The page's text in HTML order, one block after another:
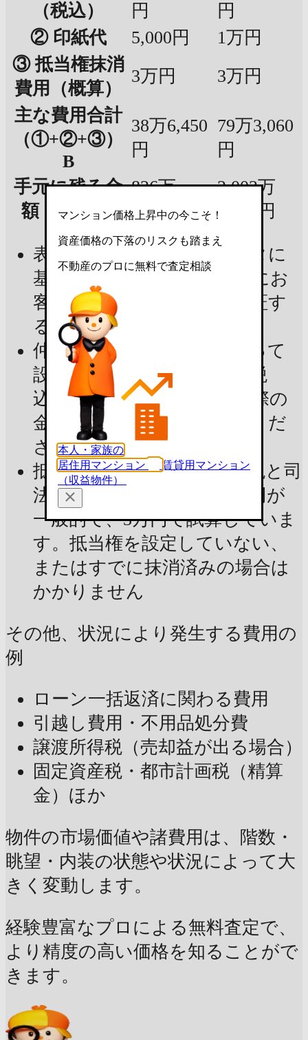
（税込） 円
円
② 印紙代
5,000円
1万円
③ 抵当権抹消
費用（概算）
3万円
3万円
主な費用合計
（①+②+③）
B
38万6,450
円
79万3,060
円
手元に残る金
額（A - B）
826万
2,698円
2,002万
1,029円
表示金額は現在の市場データに
基づいた試算であり、実際にお
客様の手元に残る金額を保証す
るものではありません
仲介手数料：宅建業法によって
設定された上限金額（消費税
込）で試算しています。実際の
金額は不動産会社にご確認くだ
さい
抵当権抹消費用：登録免許税と司
法書士報酬の合計で2〜3万円が
一般的で、3万円で試算していま
す。抵当権を設定していない、
またはすでに抹消済みの場合は
かかりません
その他、状況により発生する費用の
例
ローン一括返済に関わる費用
引越し費用・不用品処分費
譲渡所得税（売却益が出る場合）
固定資産税・都市計画税（精算
金）ほか
物件の市場価値や諸費用は、階数・
眺望・内装の状態や状況によって大
きく変動します。
経験豊富なプロによる無料査定で、
より精度の高い価格を知ることがで
きます。
マンション価格上昇中の今こそ！
資産価格の下落のリスクも踏まえ
不動産のプロに無料で査定相談
本人・家族の
居住用マンション
賃貸用マンション
（収益物件）